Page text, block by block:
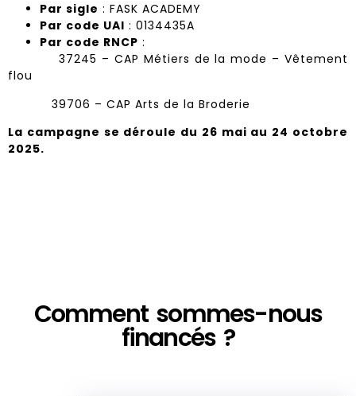
Par sigle : FASK ACADEMY
Par code UAI : 0134435A
Par code RNCP :
37245 – CAP Métiers de la mode – Vêtement
flou
39706 – CAP Arts de la Broderie
La campagne se déroule du 26 mai au 24 octobre
2025.
Comment sommes-nous
financés ?